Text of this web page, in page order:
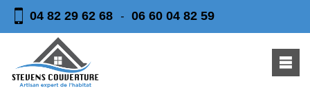
04 82 29 62 68 - 06 60 04 82 59